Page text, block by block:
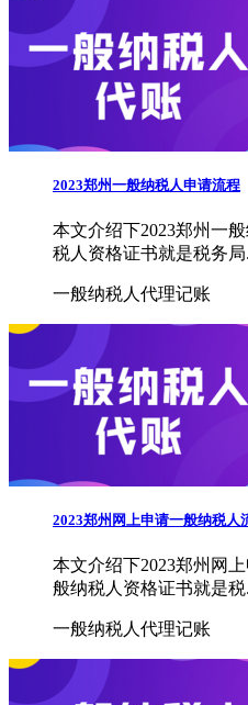
2023郑州一般纳税人申请流程
本文介绍下2023郑州一
税人资格证书就是税务局
一般纳税人代理记账
2023郑州网上申请一般纳税人
本文介绍下2023郑州网
般纳税人资格证书就是税
一般纳税人代理记账